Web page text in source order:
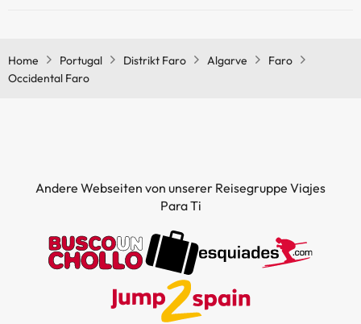
Home Portugal Distrikt Faro Algarve
Faro
Occidental Faro
Andere Webseiten von unserer Reisegruppe Viajes
Para Ti